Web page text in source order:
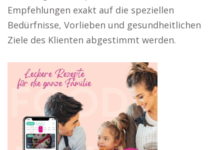
Empfehlungen exakt auf die speziellen
Bedürfnisse, Vorlieben und gesundheitlichen
Ziele des Klienten abgestimmt werden.